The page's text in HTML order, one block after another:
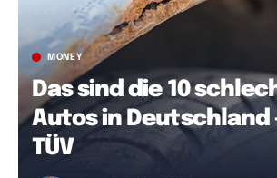
MONEY
Das sind die 10
Autos in Deutschland
TÜV